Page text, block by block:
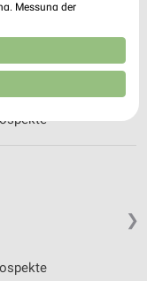
❯
❯
Messung der
Entwicklung und
Daten zur Auswahl
und in die
von